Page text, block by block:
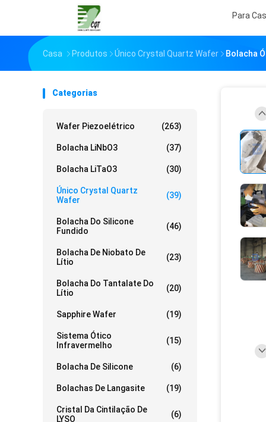
Para
Casa Produtos Único Crystal Quartz Wafer Bolacha
Categorias
Wafer Piezoelétrico (263)
Bolacha LiNbO3 (37)
Bolacha LiTaO3 (30)
Único Crystal Quartz
Wafer
(39)
Bolacha Do Silicone
Fundido
(46)
Bolacha De Niobato De
Lítio
(23)
Bolacha Do Tantalate Do
Lítio
(20)
Sapphire Wafer (19)
Sistema Ótico
Infravermelho
(15)
Bolacha De Silicone (6)
Bolachas De Langasite (19)
Cristal Da Cintilação De
LYSO
(6)